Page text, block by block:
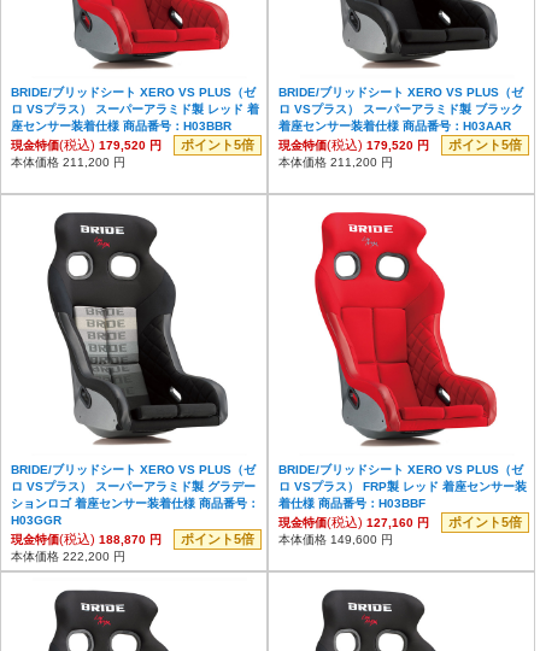
BRIDE/ブリッドシート XERO VS PLUS（ゼ
ロ VSプラス） スーパーアラミド製 レッド 着
座センサー装着仕様 商品番号：H03BBR
現金特価(税込) 179,520 円 ポイント5倍
本体価格 211,200 円
BRIDE/ブリッドシート XERO VS PLUS（ゼ
ロ VSプラス） スーパーアラミド製 ブラック
着座センサー装着仕様 商品番号：H03AAR
現金特価(税込) 179,520 円 ポイント5倍
本体価格 211,200 円
BRIDE/ブリッドシート XERO VS PLUS（ゼ
ロ VSプラス） スーパーアラミド製 グラデー
ションロゴ 着座センサー装着仕様 商品番号：
H03GGR
現金特価(税込) 188,870 円 ポイント5倍
本体価格 222,200 円
BRIDE/ブリッドシート XERO VS PLUS（ゼ
ロ VSプラス） FRP製 レッド 着座センサー装
着仕様 商品番号：H03BBF
現金特価(税込) 127,160 円 ポイント5倍
本体価格 149,600 円